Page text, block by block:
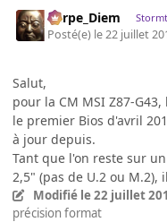
Carpe_Diem
Posté(e) le 22 juillet
Salut,
pour la CM MSI Z87-
le premier Bios d'avril
à jour depuis.
Tant que l'on reste sur un
2,5" (pas de U.2 ou M.2),
Modifié le 22 juillet
précision format